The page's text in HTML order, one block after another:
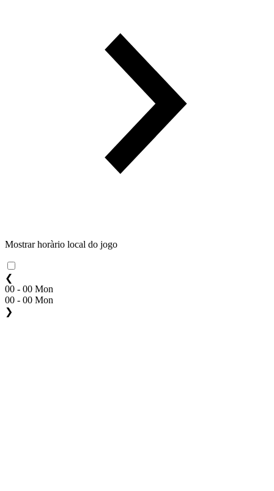
Mostrar horàrio local do jogo
❮
00 - 00 Mon
00 - 00 Mon
❯